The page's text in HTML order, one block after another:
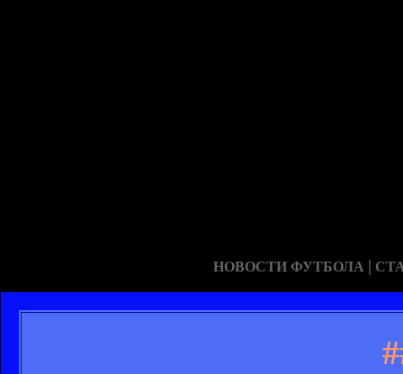
НОВОСТИ ФУТБОЛА |